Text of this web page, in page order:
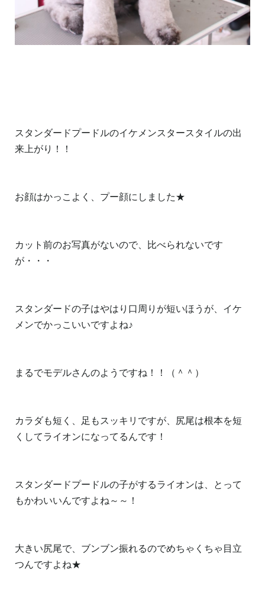
スタンダードプードルのイケメンスタースタイルの出
来上がり！！
お顔はかっこよく、プー顔にしました★
カット前のお写真がないので、比べられないです
が・・・
スタンダードの子はやはり口周りが短いほうが、イケ
メンでかっこいいですよね♪
まるでモデルさんのようですね！！（＾＾）
カラダも短く、足もスッキリですが、尻尾は根本を短
くしてライオンになってるんです！
スタンダードプードルの子がするライオンは、とって
もかわいいんですよね～～！
大きい尻尾で、ブンブン振れるのでめちゃくちゃ目立
つんですよね★